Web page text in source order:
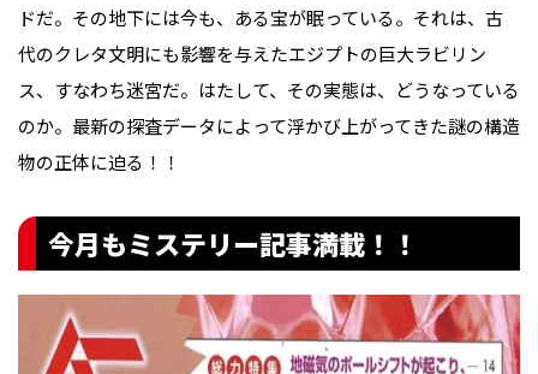
ドだ。その地下には今も、ある宝が眠っている。それは、古
代のクレタ文明にも影響を与えたエジプトの巨大ラビリン
ス、すなわち迷宮だ。はたして、その実態は、どうなっている
のか。最新の探査データによって浮かび上がってきた謎の構造
物の正体に迫る！！
今月もミステリー記事満載！！